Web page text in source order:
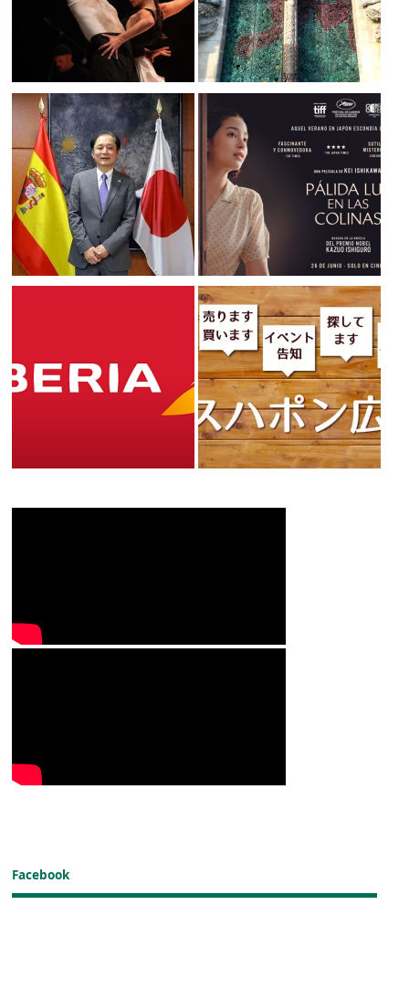
Facebook